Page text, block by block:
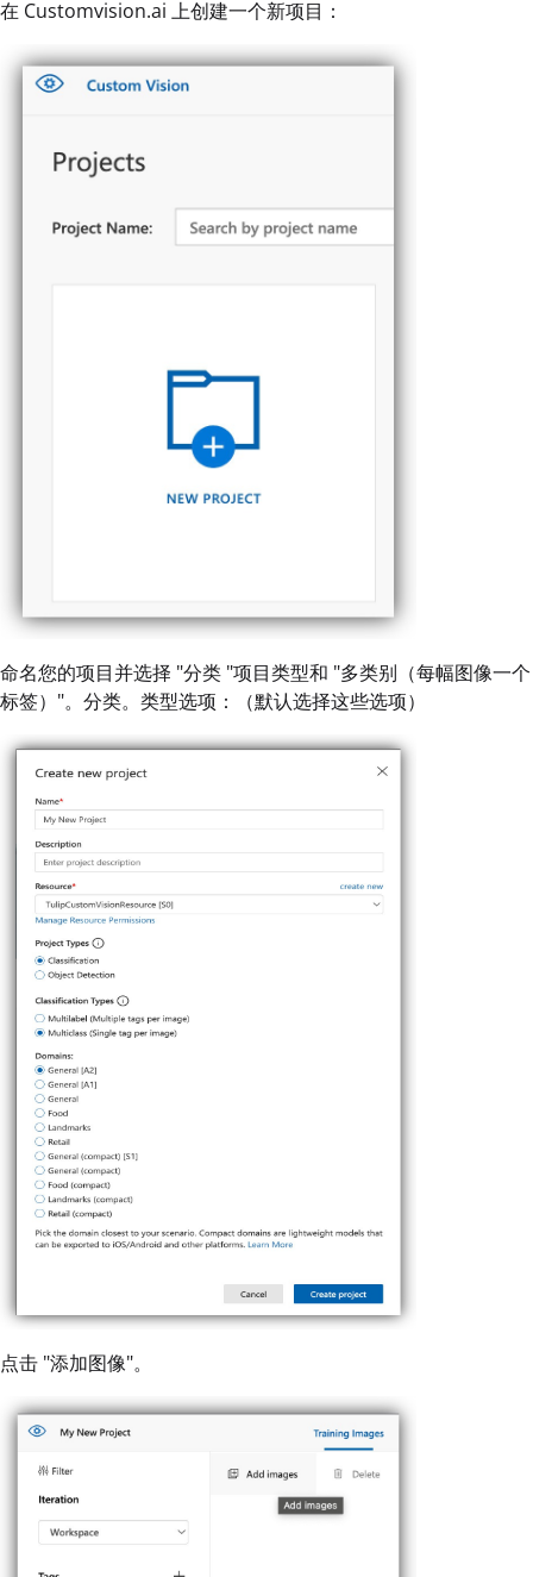
在 Customvision.ai 上创建一个新项目：
命名您的项目并选择 "分类 "项目类型和 "多类别（每幅图像一个
标签）"。分类。类型选项：（默认选择这些选项）
点击 "添加图像"。